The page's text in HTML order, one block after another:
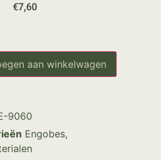
€7,60
aan winkelwagen
9060
Engobes,